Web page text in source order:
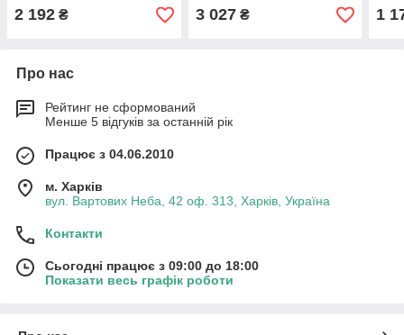
2 192 ₴ 3 027₴ 1
Про нас
Рейтинг не сформований
Менше 5 відгуків за останній рік
Працює з 04.06.2010
м. Харків
вул. Вартових Неба, 42 оф. 313, Харків, Україна
Контакти
Сьогодні працює з 09:00 до 18:00
Показати весь графік роботи